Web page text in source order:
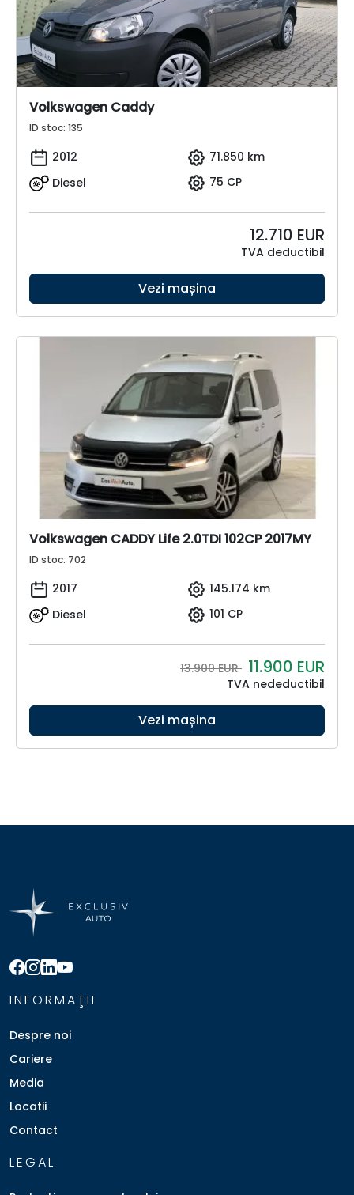
Volkswagen Caddy
ID stoc: 135
2012
71.850 km
Diesel
75 CP
12.710 EUR
TVA deductibil
Vezi mașina
Volkswagen CADDY Life 2.0TDI 102CP 2017MY
ID stoc: 702
2017
145.174 km
Diesel
101 CP
13.900 EUR 11.900 EUR
TVA nedeductibil
Vezi mașina
INFORMAŢII
Despre noi
Cariere
Media
Locatii
Contact
LEGAL